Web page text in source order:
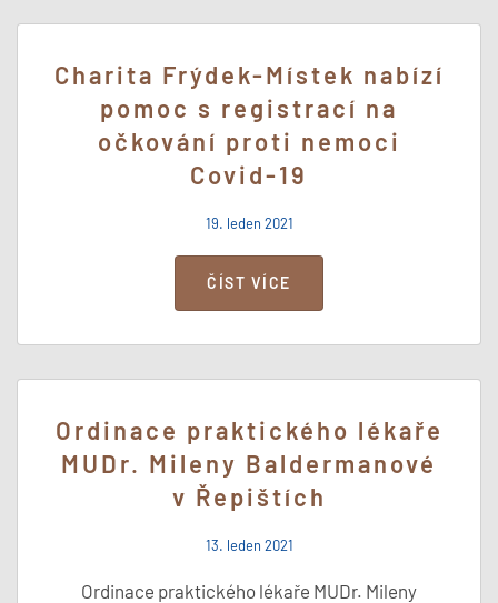
Charita Frýdek-Místek nabízí
pomoc s registrací na
očkování proti nemoci
Covid-19
19. leden 2021
ČÍST VÍCE
Ordinace praktického lékaře
MUDr. Mileny Baldermanové
v Řepištích
13. leden 2021
Ordinace praktického lékaře MUDr. Mileny